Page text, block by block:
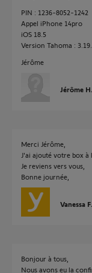
PIN : 1236-8052-1242
Appel iPhone 14pro
iOS 18.5
Version Tahoma :
Jérôme
Jérôme H.
Merci Jérôme,
J'ai ajouté votre box à
Je reviens vers vous,
Bonne journée,
Vanessa F.
Bonjour à tous,
Nous avons eu la